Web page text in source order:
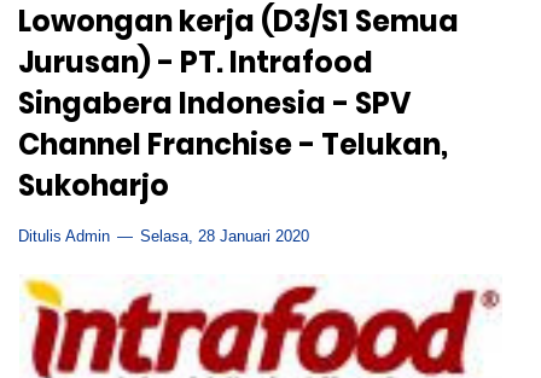
Lowongan kerja (D3/S1 Semua
Jurusan) - PT. Intrafood
Singabera Indonesia - SPV
Channel Franchise - Telukan,
Sukoharjo
Ditulis Admin Selasa, 28 Januari 2020